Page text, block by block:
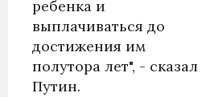
ребенка и
выплачиваться до
достижения им
полутора лет", - сказал
Путин.